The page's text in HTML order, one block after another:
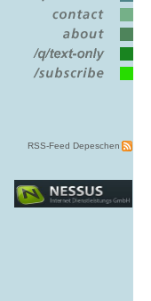
RSS-Feed Depeschen